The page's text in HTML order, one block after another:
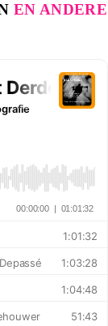
EN ANDERE